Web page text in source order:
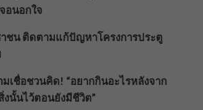
อนอกใจ
ชน ติดตามแก้ปัญหาโครงการประตู
มเชื่อชวนคิด! “อยากกินอะไรหลังจาก
งนั้นไว้ตอนยังมีชีวิต”